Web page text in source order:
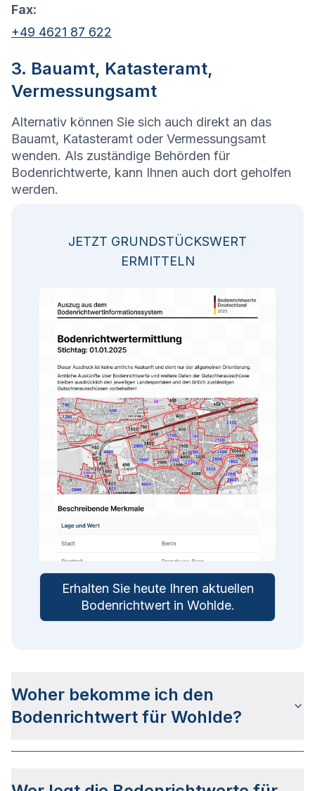
Fax:
+49 4621 87 622
3. Bauamt, Katasteramt,
Vermessungsamt
Alternativ können Sie sich auch direkt an das
Bauamt, Katasteramt oder Vermessungsamt
wenden. Als zuständige Behörden für
Bodenrichtwerte, kann Ihnen auch dort geholfen
werden.
JETZT GRUNDSTÜCKSWERT
ERMITTELN
Erhalten Sie heute Ihren aktuellen
Bodenrichtwert in Wohlde.
Woher bekomme ich den
Bodenrichtwert für Wohlde?